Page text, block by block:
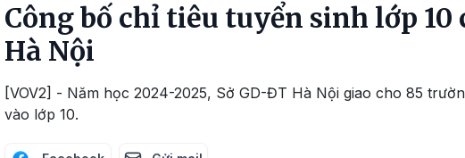
Công bố chỉ tiêu tuyển sinh lớp
Hà Nội
[VOV2] - Năm học 2024-2025, Sở GD-ĐT Hà Nội giao cho 85
vào lớp 10.